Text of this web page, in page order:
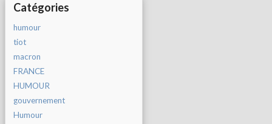
Catégories
humour
tiot
macron
FRANCE
HUMOUR
gouvernement
Humour